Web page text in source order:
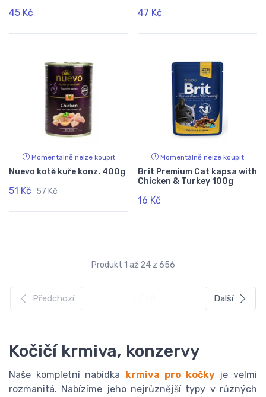
45 Kč 47 Kč
Momentálně nelze koupit
Nuevo kotě kuře konz. 400g
51 Kč 57 Kč
Momentálně nelze koupit
Brit Premium Cat kapsa with
Chicken & Turkey 100g
16 Kč
Produkt 1 až 24 z 656
Předchozí Další
Kočičí krmiva, konzervy
Naše kompletní nabídka krmiva pro kočkyje velmi
rozmanitá. Nabízíme jeho nejrůznější typy v různých